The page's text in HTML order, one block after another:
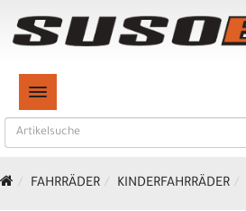
TOGGLE NAVIGATION
FAHRRÄDER KINDERFAHRRÄDER